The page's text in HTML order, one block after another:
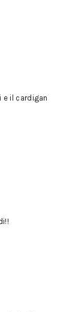
il cardigan